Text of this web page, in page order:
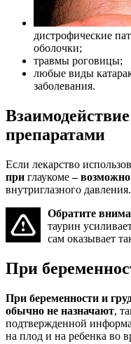
дистрофические
оболочки;
травмы роговицы;
любые виды
заболевания.
препаратами
Если лекарство
при глаукоме– возможно
внутриглазного давления.
Обратите
таурин
сам оказывает
При
При беременности и
обычно не назначают,
подтвержденной
на плод и на ребенка во